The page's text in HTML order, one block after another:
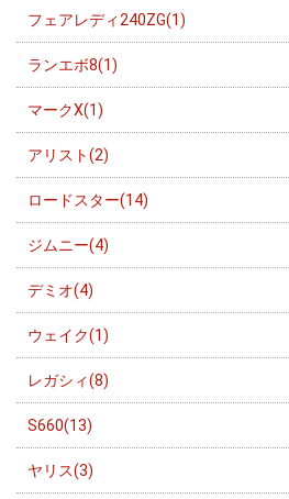
フェアレディ240ZG(1)
ランエボ8(1)
マークX(1)
アリスト(2)
ロードスター(14)
ジムニー(4)
デミオ(4)
ウェイク(1)
レガシィ(8)
S660(13)
ヤリス(3)